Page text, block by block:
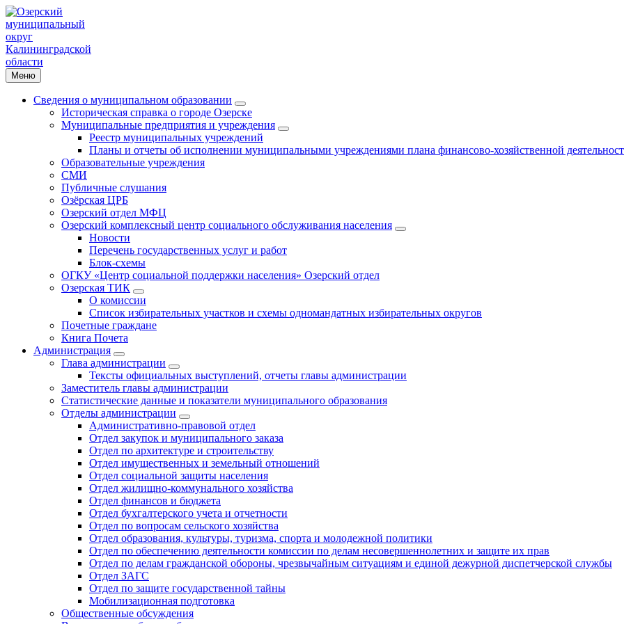
Меню
Сведения о муниципальном образовании
Историческая справка о городе Озерске
Муниципальные предприятия и учреждения
Реестр муниципальных учреждений
Планы и отчеты об исполнении муниципальными учреждениями плана финансово-хозяйственной
Образовательные учреждения
СМИ
Публичные слушания
Озёрская ЦРБ
Озерский отдел МФЦ
Озерский комплексный центр социального обслуживания населения
Новости
Перечень государственных услуг и работ
Блок-схемы
ОГКУ «Центр социальной поддержки населения» Озерский отдел
Озерская ТИК
О комиссии
Список избирательных участков и схемы одномандатных избирательных округов
Почетные граждане
Книга Почета
Администрация
Глава администрации
Тексты официальных выступлений, отчеты главы администрации
Заместитель главы администрации
Статистические данные и показатели муниципального образования
Отделы администрации
Административно-правовой отдел
Отдел закупок и муниципального заказа
Отдел по архитектуре и строительству
Отдел имущественных и земельный отношений
Отдел социальной защиты населения
Отдел жилищно-коммунального хозяйства
Отдел финансов и бюджета
Отдел бухгалтерского учета и отчетности
Отдел по вопросам сельского хозяйства
Отдел образования, культуры, туризма, спорта и молодежной политики
Отдел по обеспечению деятельности комиссии по делам несовершеннолетних и защите их прав
Отдел по делам гражданской обороны, чрезвычайным ситуациям и единой дежурной диспетчерской службы
Отдел ЗАГС
Отдел по защите государственной тайны
Мобилизационная подготовка
Общественные обсуждения